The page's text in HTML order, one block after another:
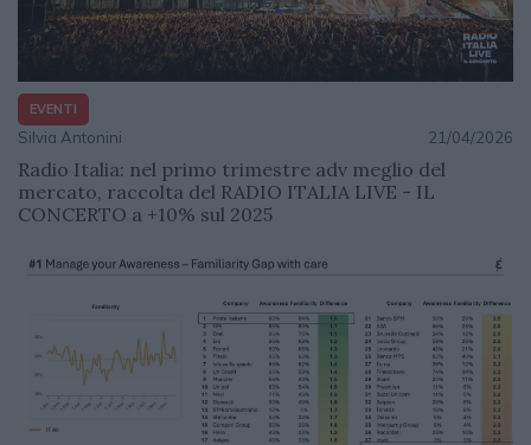
EVENTI
Silvia Antonini 21/04/2026
Radio Italia: nel primo trimestre adv meglio del
mercato, raccolta del RADIO ITALIA LIVE - IL
CONCERTO a +10% sul 2025